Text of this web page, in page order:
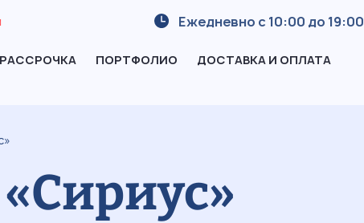
Ежедневно с 10:00 до 19:00
РАССРОЧКА ПОРТФОЛИО ДОСТАВКА И ОПЛАТА